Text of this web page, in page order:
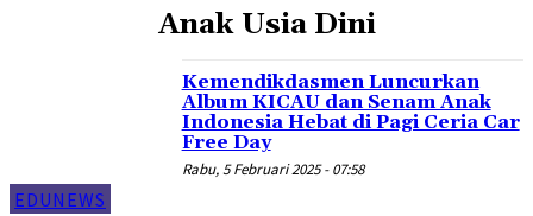
Anak Usia Dini
EDUNEWS
Kemendikdasmen Luncurkan
Album KICAU dan Senam Anak
Indonesia Hebat di Pagi Ceria Car
Free Day
Rabu, 5 Februari 2025 - 07:58